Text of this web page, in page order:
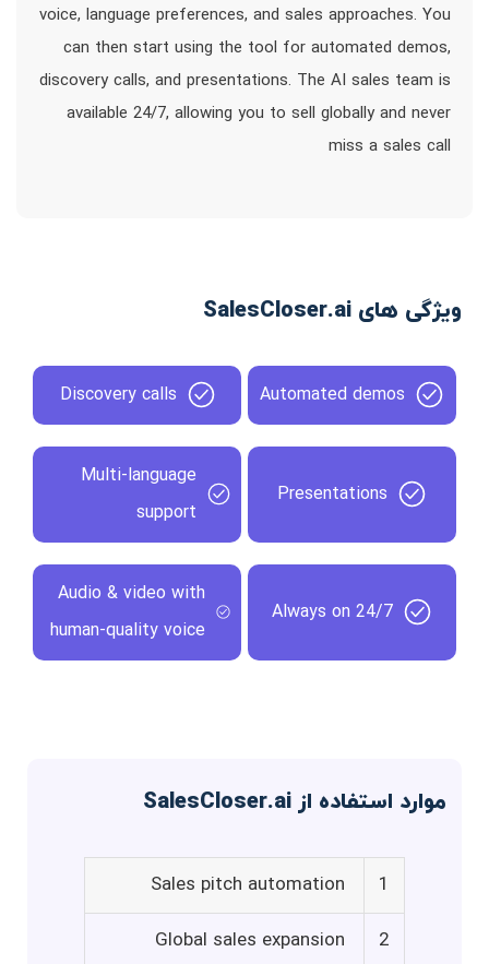
voice, language preferences, and sales approaches. You
can then start using the tool for automated demos,
discovery calls, and presentations. The AI sales team is
available 24/7, allowing you to sell globally and never
miss a sales call
ویژگی های SalesCloser.ai
Automated demos
Discovery calls
Presentations
Multi-language
support
Always on 24/7
Audio & video with
human-quality voice
موارد استفاده از SalesCloser.ai
1
Sales pitch automation
2
Global sales expansion